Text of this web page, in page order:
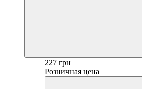
227 грн
Розничная цена